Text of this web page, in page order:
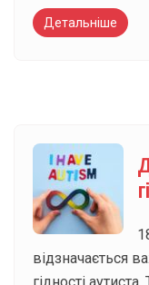
Детальніше
відзначається
гідності